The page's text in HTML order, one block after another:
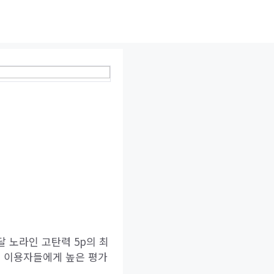
노라인 고탄력 5p의 최
용자들에게 높은 평가